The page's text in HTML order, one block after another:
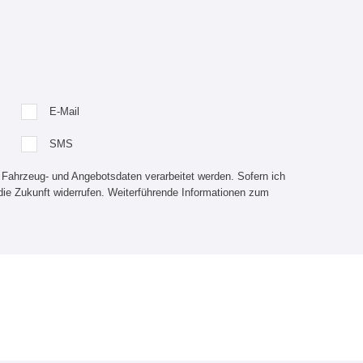
E-Mail
SMS
und Angebotsdaten verarbeitet werden. Sofern ich
Zukunft widerrufen. Weiterführende Informationen zum